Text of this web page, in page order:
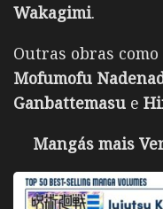
Wakagimi.
Outras obras como
Mofumofu
Ganbattemasu e
Mangás mais